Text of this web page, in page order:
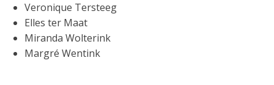
Veronique Tersteeg
Elles ter Maat
Miranda Wolterink
Margré Wentink